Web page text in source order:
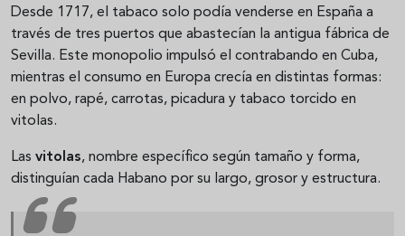
Desde 1717, el tabaco solo podía venderse en España a
través de tres puertos que abastecían la antigua fábrica de
Sevilla. Este monopolio impulsó el contrabando en Cuba,
mientras el consumo en Europa crecía en distintas formas:
en polvo, rapé, carrotas, picadura y tabaco torcido en
vitolas.
Las vitolas, nombre específico según tamaño y forma,
distinguían cada Habano por su largo, grosor y estructura.